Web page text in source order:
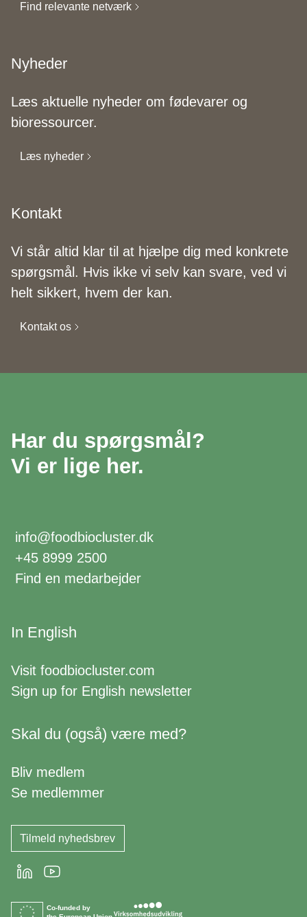
Find relevante netværk
Nyheder
Læs aktuelle nyheder om fødevarer og
bioressourcer.
Læs nyheder
Kontakt
Vi står altid klar til at hjælpe dig med konkrete
spørgsmål. Hvis ikke vi selv kan svare, ved vi
helt sikkert, hvem der kan.
Kontakt os
Har du spørgsmål?
Vi er lige her.
info@foodbiocluster.dk
+45 8999 2500
Find en medarbejder
In English
Visit foodbiocluster.com
Sign up for English newsletter
Skal du (også) være med?
Bliv medlem
Se medlemmer
Tilmeld nyhedsbrev
LinkedInYoutube
Co-funded by